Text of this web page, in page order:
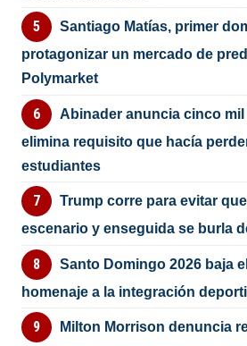
Santiago Matías, primer
protagonizar un mercado de
Polymarket
Abinader anuncia cinco
elimina requisito que hacía
estudiantes
Trump corre para evitar
escenario y enseguida se burla
Santo Domingo 2026 baja
homenaje a la integración
Milton Morrison denuncia